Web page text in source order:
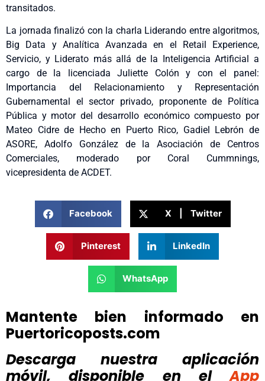
transitados.
La jornada finalizó con la charla Liderando entre algoritmos,
Big Data y Analítica Avanzada en el Retail Experience,
Servicio, y Liderato más allá de la Inteligencia Artificial a
cargo de la licenciada Juliette Colón y con el panel:
Importancia del Relacionamiento y Representación
Gubernamental el sector privado, proponente de Política
Pública y motor del desarrollo económico compuesto por
Mateo Cidre de Hecho en Puerto Rico, Gadiel Lebrón de
ASORE, Adolfo González de la Asociación de Centros
Comerciales, moderado por Coral Cummnings,
vicepresidenta de ACDET.
Facebook X | Twitter
Pinterest LinkedIn
WhatsApp
Mantente bien informado en
Puertoricoposts.com
Descarga nuestra aplicación
móvil, disponible
en el
App